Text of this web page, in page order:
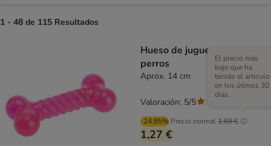
1 - 48 de 115 Resultados
Hueso de juguete para
perros
Aprox. 14 cm
-24.85% Precio normal1,69 €
El precio más
bajo que ha
tenido el artículo
en los útimos 30
días.
1,27 €
Valoración: 5/5